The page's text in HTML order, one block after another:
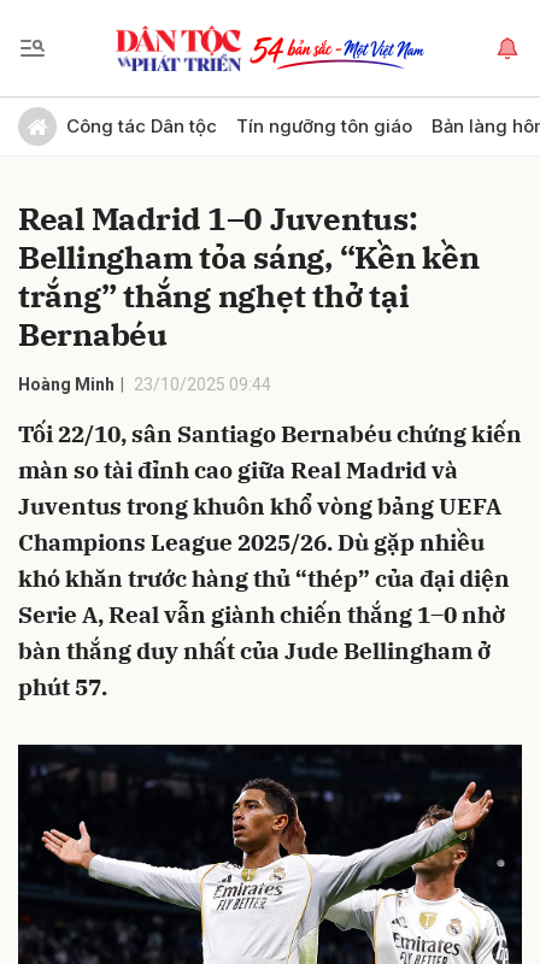
Công tác Dân tộc Tín ngưỡng tôn giáo Bản làng
Real Madrid 1–0 Juventus:
Bellingham tỏa sáng, “Kền kền
trắng” thắng nghẹt thở tại
Bernabéu
Hoàng Minh 23/10/2025 09:44
Tối 22/10, sân Santiago Bernabéu chứng kiến
màn so tài đỉnh cao giữa Real Madrid và
Juventus trong khuôn khổ vòng bảng UEFA
Champions League 2025/26. Dù gặp nhiều
khó khăn trước hàng thủ “thép” của đại diện
Serie A, Real vẫn giành chiến thắng 1–0 nhờ
bàn thắng duy nhất của Jude Bellingham ở
phút 57.
Gửi bình luận